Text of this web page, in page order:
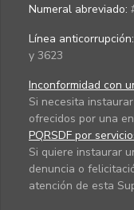
Numeral abreviado:
Línea anticorrupción:
y 3623
Inconformidad con
Si necesita
ofrecidos por una
PQRSDF por
Si quiere instaurar
denuncia o
atención de esta